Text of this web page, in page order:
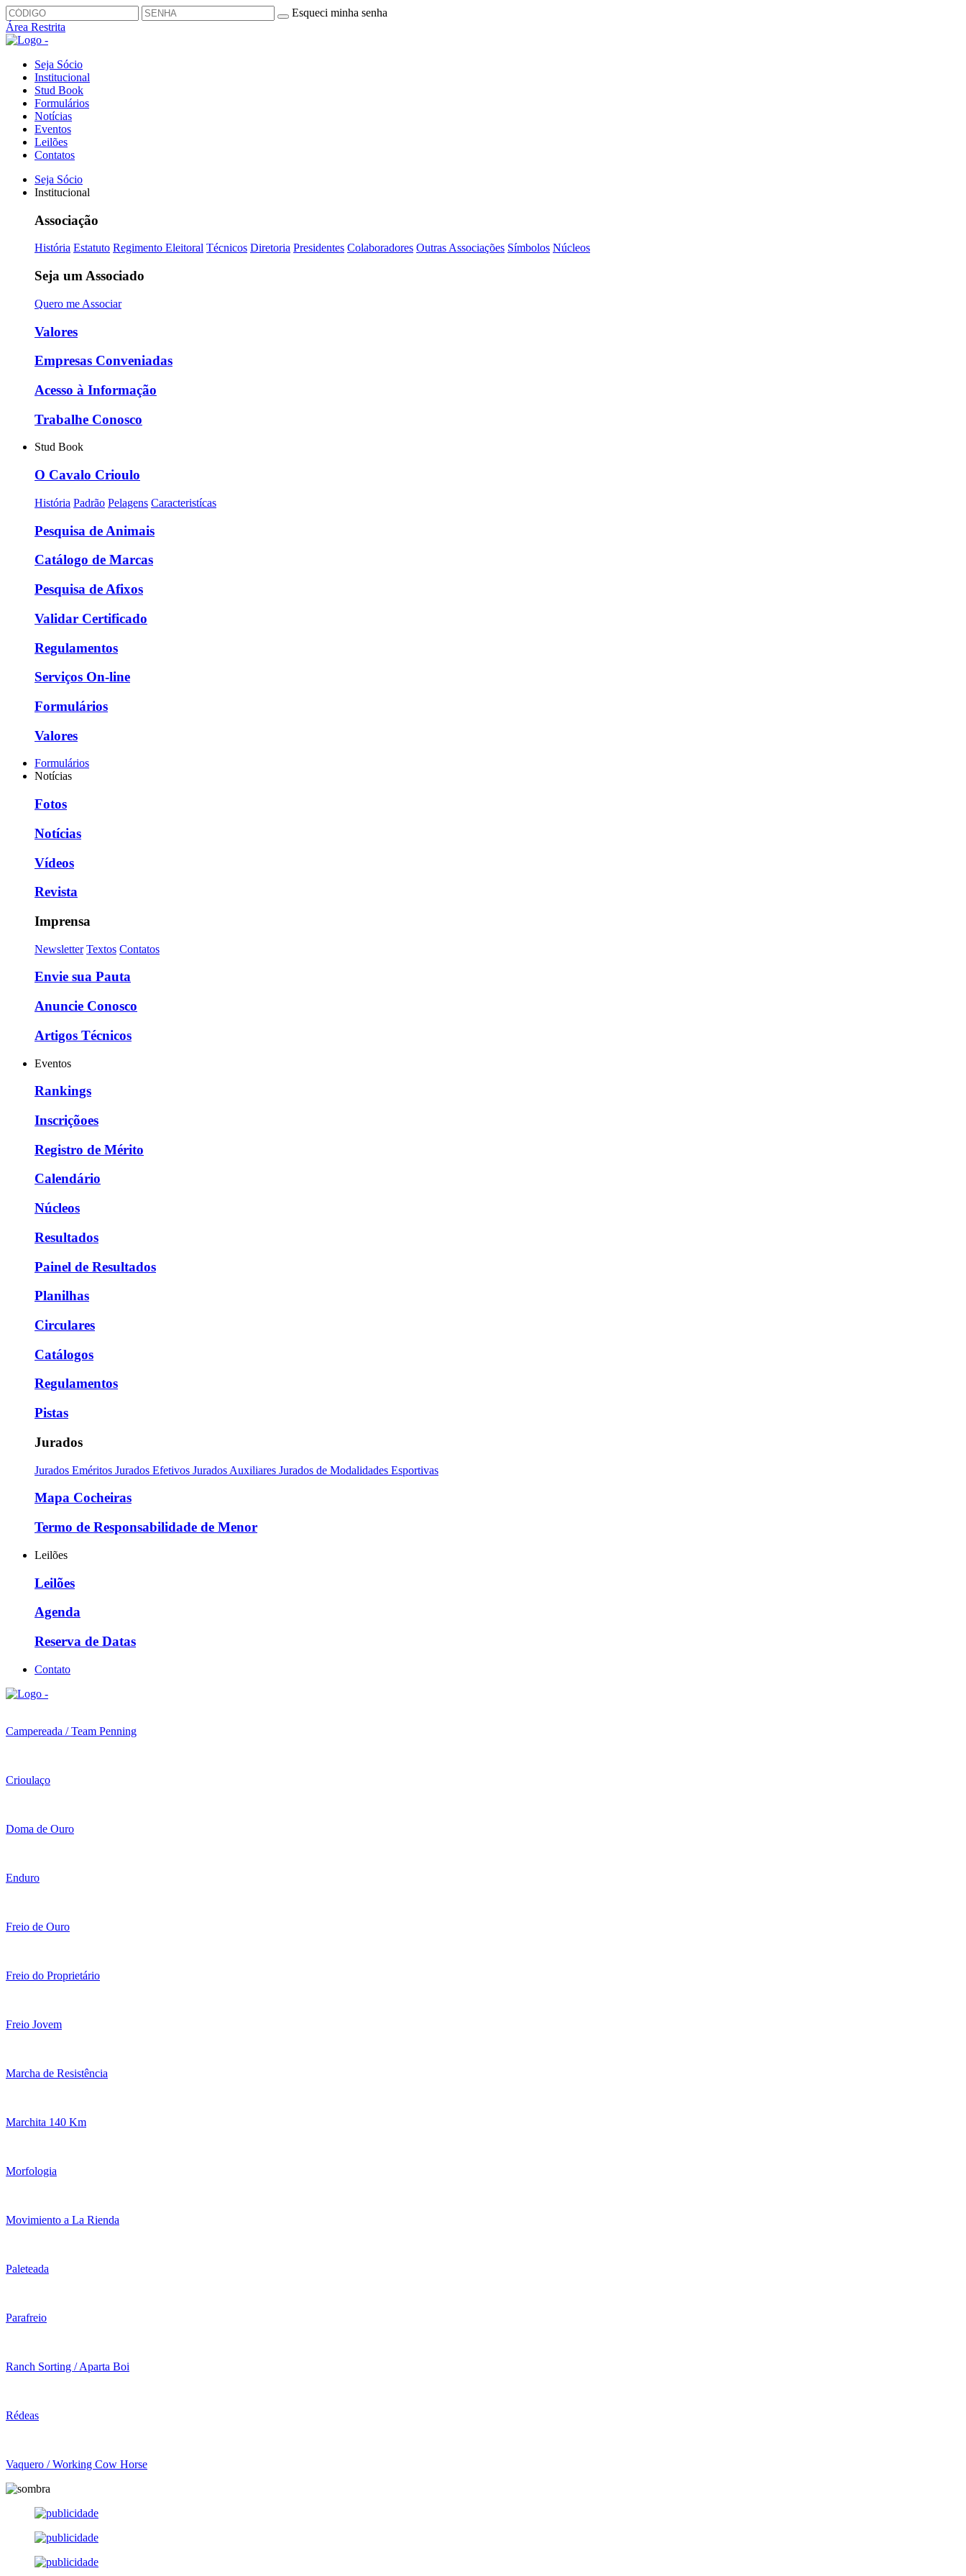
Esqueci minha senha
Área Restrita
Seja Sócio
Institucional
Stud Book
Formulários
Notícias
Eventos
Leilões
Contatos
Seja Sócio
Institucional
Associação
História Estatuto Regimento Eleitoral Técnicos Diretoria Presidentes Colaboradores Outras Associações Símbolos Núcleos
Seja um Associado
Quero me Associar
Valores
Empresas Conveniadas
Acesso à Informação
Trabalhe Conosco
Stud Book
O Cavalo Crioulo
História Padrão Pelagens Caracteristícas
Pesquisa de Animais
Catálogo de Marcas
Pesquisa de Afixos
Validar Certificado
Regulamentos
Serviços On-line
Formulários
Valores
Formulários
Notícias
Fotos
Notícias
Vídeos
Revista
Imprensa
Newsletter Textos Contatos
Envie sua Pauta
Anuncie Conosco
Artigos Técnicos
Eventos
Rankings
Inscriçõoes
Registro de Mérito
Calendário
Núcleos
Resultados
Painel de Resultados
Planilhas
Circulares
Catálogos
Regulamentos
Pistas
Jurados
Jurados Eméritos Jurados Efetivos Jurados Auxiliares Jurados de Modalidades Esportivas
Mapa Cocheiras
Termo de Responsabilidade de Menor
Leilões
Leilões
Agenda
Reserva de Datas
Contato
Campereada / Team Penning
Crioulaço
Doma de Ouro
Enduro
Freio de Ouro
Freio do Proprietário
Freio Jovem
Marcha de Resistência
Marchita 140 Km
Morfologia
Movimiento a La Rienda
Paleteada
Parafreio
Ranch Sorting / Aparta Boi
Rédeas
Vaquero / Working Cow Horse